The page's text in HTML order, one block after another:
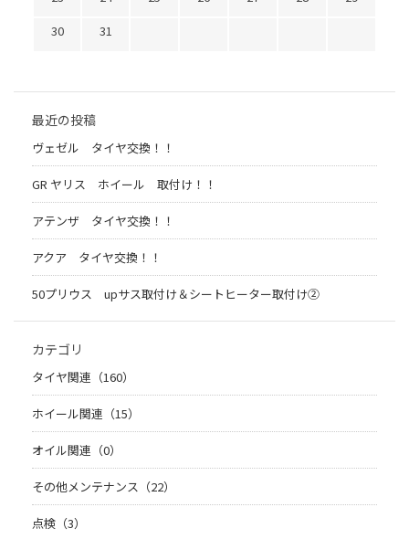
30
31
最近の投稿
ヴェゼル タイヤ交換！！
GR ヤリス ホイール 取付け！！
アテンザ タイヤ交換！！
アクア タイヤ交換！！
50プリウス upサス取付け＆シートヒーター取付け②
カテゴリ
タイヤ関連（160）
ホイール関連（15）
オイル関連（0）
その他メンテナンス（22）
点検（3）